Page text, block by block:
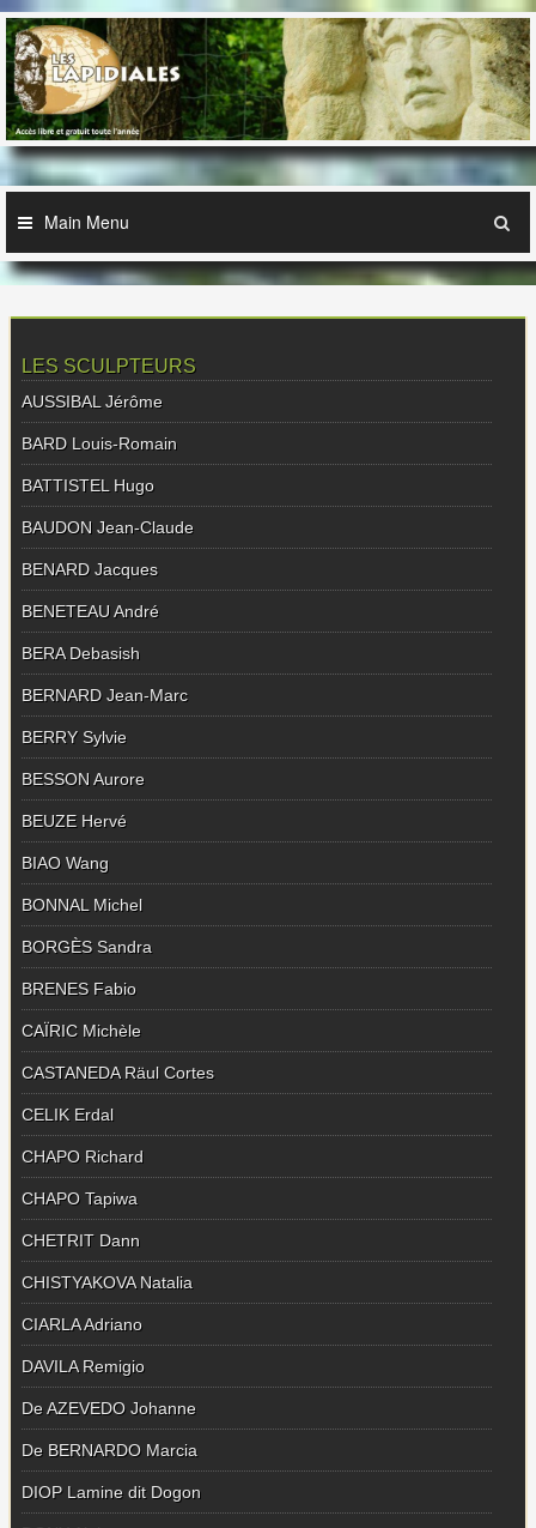
Skip
to
content
Main Menu
LES SCULPTEURS
AUSSIBAL Jérôme
BARD Louis-Romain
BATTISTEL Hugo
BAUDON Jean-Claude
BENARD Jacques
BENETEAU André
BERA Debasish
BERNARD Jean-Marc
BERRY Sylvie
BESSON Aurore
BEUZE Hervé
BIAO Wang
BONNAL Michel
BORGÈS Sandra
BRENES Fabio
CAÏRIC Michèle
CASTANEDA Räul Cortes
CELIK Erdal
CHAPO Richard
CHAPO Tapiwa
CHETRIT Dann
CHISTYAKOVA Natalia
CIARLA Adriano
DAVILA Remigio
De AZEVEDO Johanne
De BERNARDO Marcia
DIOP Lamine dit Dogon